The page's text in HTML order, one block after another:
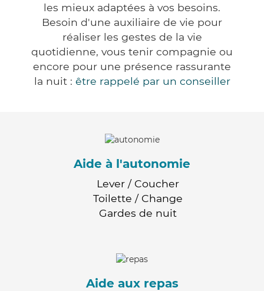
les mieux adaptées à vos besoins.
Besoin d'une auxiliaire de vie pour
réaliser les gestes de la vie
quotidienne, vous tenir compagnie ou
encore pour une présence rassurante
la nuit : être rappelé par un conseiller
Aide à l'autonomie
Lever / Coucher
Toilette / Change
Gardes de nuit
Aide aux repas